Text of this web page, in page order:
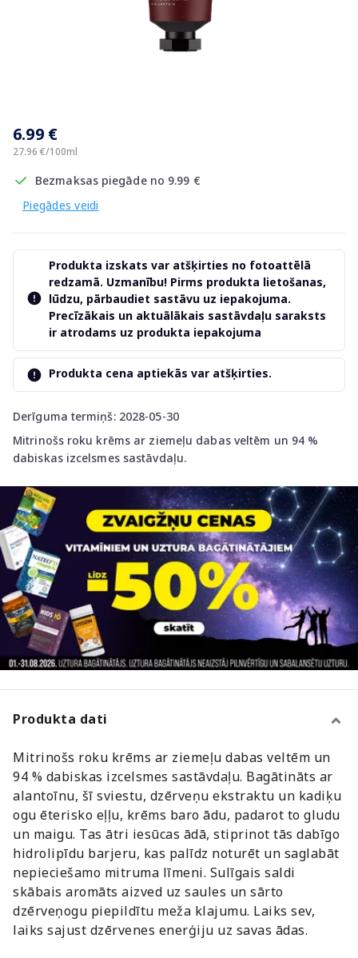
6.99 €
27.96 €/100ml
Bezmaksas piegāde no 9.99 €
Piegādes veidi
Derīguma termiņš: 2028-05-30
Mitrinošs roku krēms ar ziemeļu dabas veltēm un 94 %
dabiskas izcelsmes sastāvdaļu.
Produkta izskats var atšķirties no fotoattēlā
redzamā. Uzmanību! Pirms produkta lietošanas,
lūdzu, pārbaudiet sastāvu uz iepakojuma.
Precīzākais un aktuālākais sastāvdaļu saraksts
ir atrodams uz produkta iepakojuma
Produkta cena aptiekās var atšķirties.
Produkta dati
Mitrinošs roku krēms ar ziemeļu dabas veltēm un
94 % dabiskas izcelsmes sastāvdaļu. Bagātināts ar
alantoīnu, šī sviestu, dzērveņu ekstraktu un kadiķu
ogu ēterisko eļļu, krēms baro ādu, padarot to gludu
un maigu. Tas ātri iesūcas ādā, stiprinot tās dabīgo
hidrolipīdu barjeru, kas palīdz noturēt un saglabāt
nepieciešamo mitruma līmeni. Sulīgais saldi
skābais aromāts aizved uz saules un sārto
dzērveņogu piepildītu meža klajumu. Laiks sev,
laiks sajust dzērvenes enerģiju uz savas ādas.